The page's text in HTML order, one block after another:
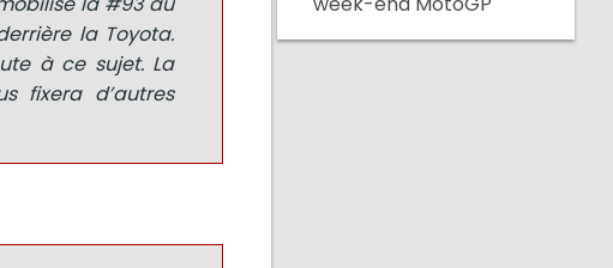
la Toyota.
à ce sujet. La
fixera d’autres